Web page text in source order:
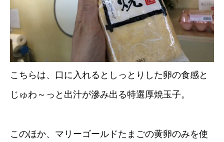
こちらは、口に入れるとしっとりした卵の食感と
じゅわ～っと出汁が滲み出る特選厚焼玉子。
このほか、マリーゴールドたまごの黄卵のみを使